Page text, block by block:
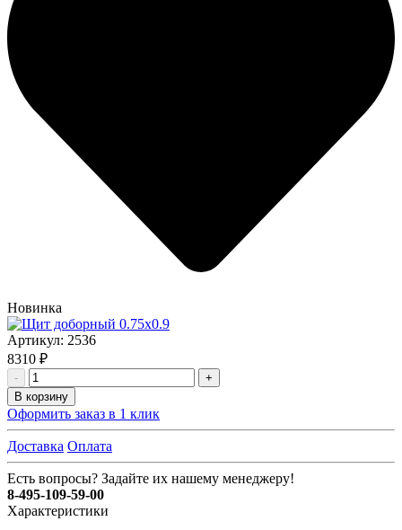
Новинка
Артикул: 2536
8310 ₽
-
+
В корзину
Оформить заказ в 1 клик
Доставка Оплата
Есть вопросы? Задайте их нашему менеджеру!
8-495-109-59-00
Характеристики